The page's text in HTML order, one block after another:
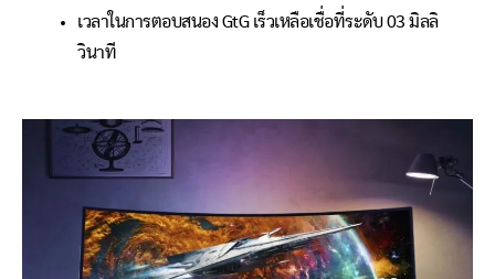
เวลาในการตอบสนอง GtG เร็วเหลือเชื่อที่ระดับ 03 มิลลิ
วินาที